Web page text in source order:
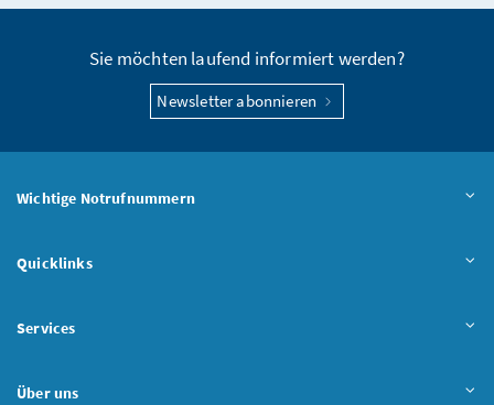
Sie möchten laufend informiert werden?
Newsletter abonnieren
Wichtige Notrufnummern
Quicklinks
Services
Über uns